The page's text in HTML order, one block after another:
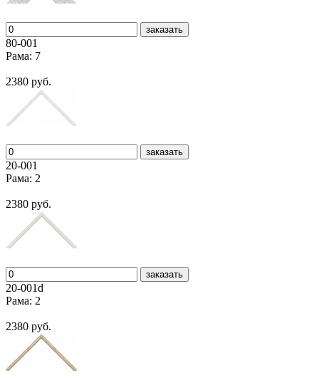
заказать
80-001
Рама: 7
2380 руб.
заказать
20-001
Рама: 2
2380 руб.
заказать
20-001d
Рама: 2
2380 руб.